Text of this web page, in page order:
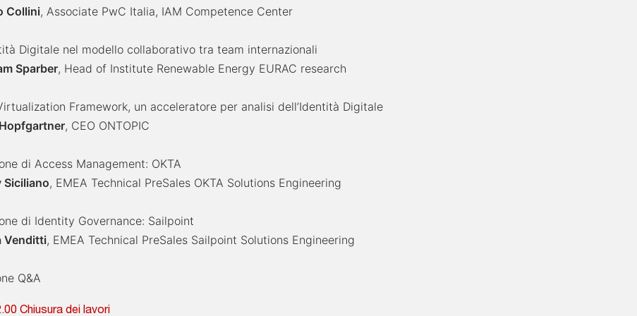
Collini, Associate PwC Italia, IAM Competence Center
Digitale nel modello collaborativo tra team internazionali
Sparber, Head of Institute Renewable Energy EURAC research
Framework, un acceleratore per analisi dell’Identità Digitale
, CEO ONTOPIC
di Access Management: OKTA
Siciliano, EMEA Technical PreSales OKTA Solutions Engineering
di Identity Governance: Sailpoint
Venditti, EMEA Technical PreSales Sailpoint Solutions Engineering
Q&A
Chiusura dei lavori